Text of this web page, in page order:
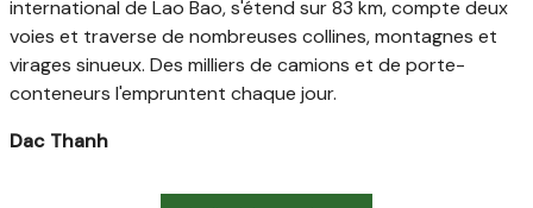
international de Lao Bao, s'étend sur 83 km, compte deux
voies et traverse de nombreuses collines, montagnes et
virages sinueux. Des milliers de camions et de porte-
conteneurs l'empruntent chaque jour.
Dac Thanh